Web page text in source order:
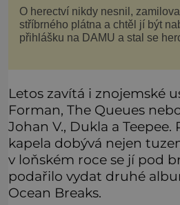
O herectví nikdy nesnil,
stříbrného plátna a chtěl jí být
přihlášku na DAMU a stal se
matador, který všude rozdával
Letos zavítá i znojemské
Forman, The Queues
Johan V., Dukla a Teepee.
kapela dobývá nejen
v loňském roce se jí pod
podařilo vydat druhé
Ocean Breaks.